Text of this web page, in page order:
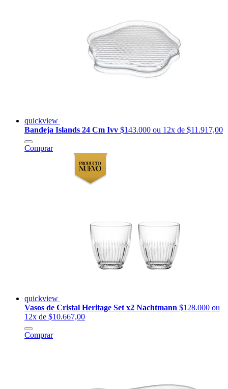
quickview
Bandeja Islands 24 Cm Ivv $143.000 ou 12x de $11.917,00
Comprar
quickview
Vasos de Cristal Heritage Set x2 Nachtmann $128.000 ou
12x de $10.667,00
Comprar